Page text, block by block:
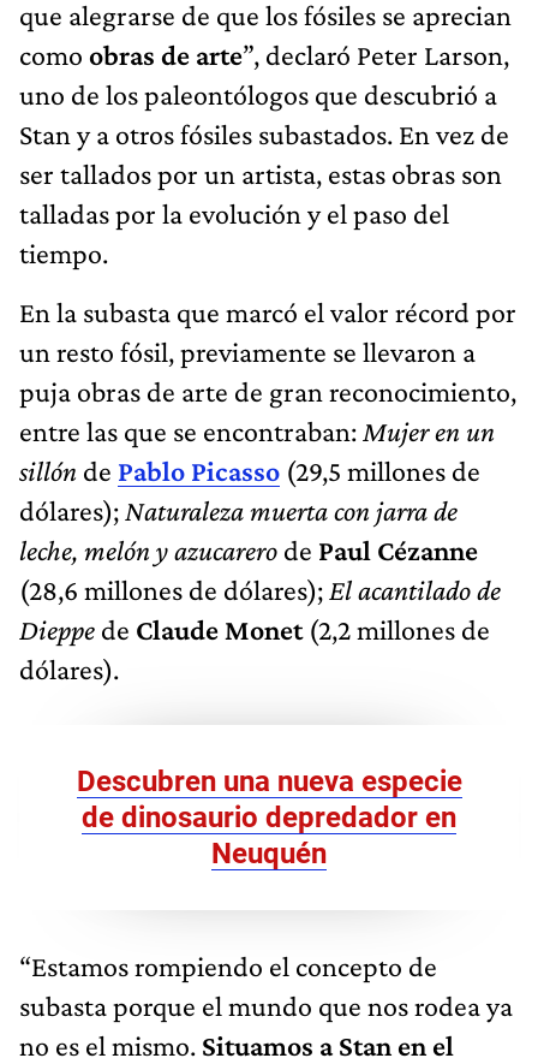
que alegrarse de que los fósiles se aprecian
como obras de arte”, declaró Peter Larson,
uno de los paleontólogos que descubrió a
Stan y a otros fósiles subastados. En vez de
ser tallados por un artista, estas obras son
talladas por la evolución y el paso del
tiempo.
En la subasta que marcó el valor récord por
un resto fósil, previamente se llevaron a
puja obras de arte de gran reconocimiento,
entre las que se encontraban: Mujer en un
sillón de Pablo Picasso (29,5 millones de
dólares); Naturaleza muerta con jarra de
leche, melón y azucarero de Paul Cézanne
(28,6 millones de dólares); El acantilado de
Dieppe de Claude Monet(2,2 millones de
dólares).
Descubren una nueva especie
de dinosaurio depredador en
Neuquén
“Estamos rompiendo el concepto de
subasta porque el mundo que nos rodea ya
no es el mismo. Situamos a Stan en el